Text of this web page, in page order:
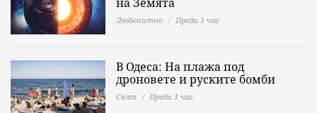
Любопитно
дроновете и руските бомби
Свят Преди 1 час